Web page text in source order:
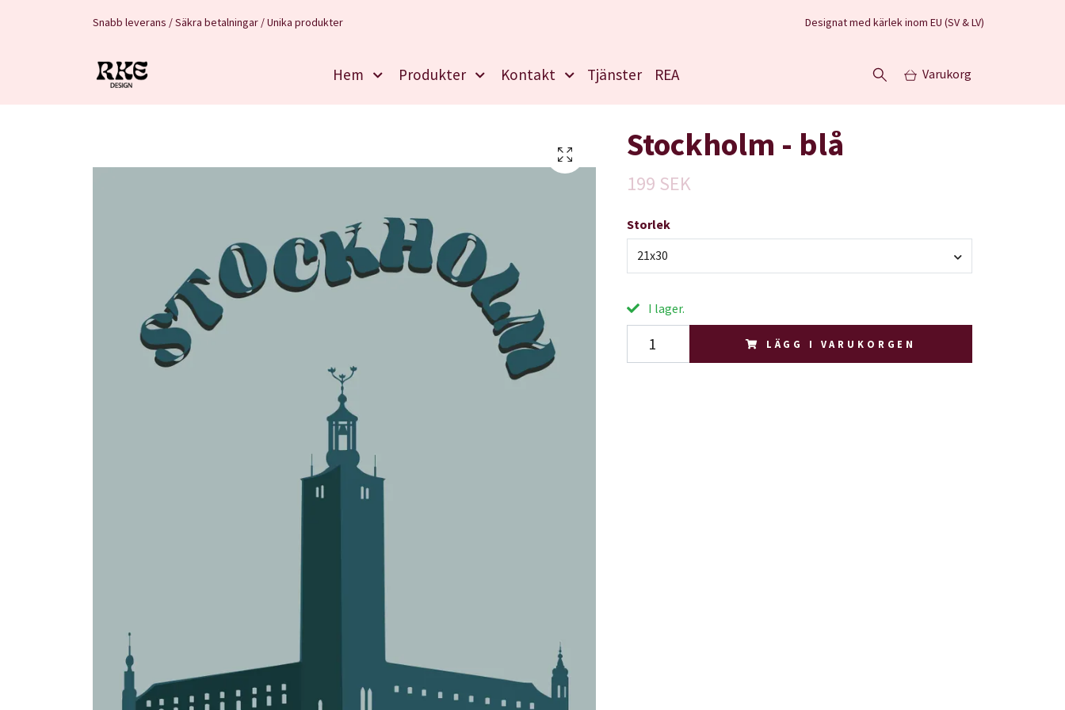
Snabb leverans / Säkra betalningar / Unika produkter Designat med kärlek inom EU (SV & LV)
Hem Produkter Kontakt Tjänster REA Varukorg
Stockholm - blå
199 SEK
Storlek
21x30
I lager.
LÄGG I VARUKORGEN